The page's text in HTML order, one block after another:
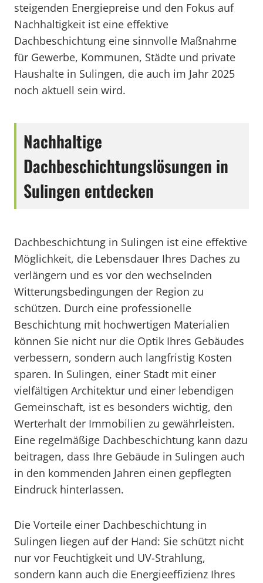
steigenden Energiepreise und den Fokus auf
Nachhaltigkeit ist eine effektive
Dachbeschichtung eine sinnvolle Maßnahme
für Gewerbe, Kommunen, Städte und private
Haushalte in Sulingen, die auch im Jahr 2025
noch aktuell sein wird.
Nachhaltige
Dachbeschichtungslösungen in
Sulingen entdecken
Dachbeschichtung in Sulingen ist eine effektive
Möglichkeit, die Lebensdauer Ihres Daches zu
verlängern und es vor den wechselnden
Witterungsbedingungen der Region zu
schützen. Durch eine professionelle
Beschichtung mit hochwertigen Materialien
können Sie nicht nur die Optik Ihres Gebäudes
verbessern, sondern auch langfristig Kosten
sparen. In Sulingen, einer Stadt mit einer
vielfältigen Architektur und einer lebendigen
Gemeinschaft, ist es besonders wichtig, den
Werterhalt der Immobilien zu gewährleisten.
Eine regelmäßige Dachbeschichtung kann dazu
beitragen, dass Ihre Gebäude in Sulingen auch
in den kommenden Jahren einen gepflegten
Eindruck hinterlassen.
Die Vorteile einer Dachbeschichtung in
Sulingen liegen auf der Hand: Sie schützt nicht
nur vor Feuchtigkeit und UV-Strahlung,
sondern kann auch die Energieeffizienz Ihres